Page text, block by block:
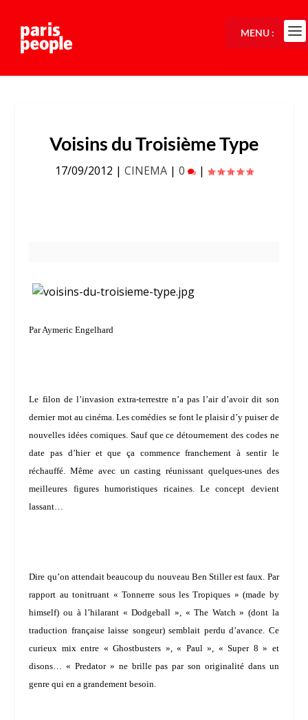
Voisins du Troisième Type
17/09/2012 | CINEMA | 0 |
Par Aymeric Engelhard
Le filon de l’invasion extra-terrestre n’a pas l’air d’avoir dit son
dernier mot au cinéma. Les comédies se font le plaisir d’y puiser de
nouvelles idées comiques. Sauf que ce détournement des codes ne
date pas d’hier et que ça commence franchement à sentir le
réchauffé. Même avec un casting réunissant quelques-unes des
meilleures figures humoristiques ricaines. Le concept devient
lassant…
Dire qu’on attendait beaucoup du nouveau Ben Stillerest faux. Par
rapport au tonitruant « Tonnerre sous les Tropiques » (made by
himself) ou à l’hilarant « Dodgeball », « The Watch » (dont la
traduction française laisse songeur) semblait perdu d’avance. Ce
curieux mix entre « Ghostbusters », « Paul », « Super 8 » et
disons… « Predator » ne brille pas par son originalité dans un
genre qui en a grandement besoin.
MENU :